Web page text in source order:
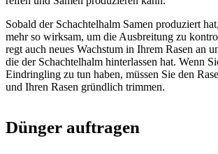
Sobald der Schachtelhalm Samen produziert
mehr so ​​wirksam, um die Ausbreitung zu
regt auch neues Wachstum in Ihrem Rasen an
die der Schachtelhalm hinterlassen hat. Wenn
Eindringling zu tun haben, müssen Sie den
und Ihren Rasen gründlich trimmen.
Dünger auftragen